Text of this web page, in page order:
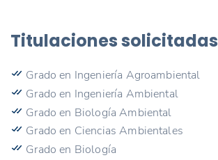
Titulaciones solicitadas
Grado en Ingeniería Agroambiental
Grado en Ingeniería Ambiental
Grado en Biología Ambiental
Grado en Ciencias Ambientales
Grado en Biología